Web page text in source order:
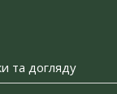
та догляду